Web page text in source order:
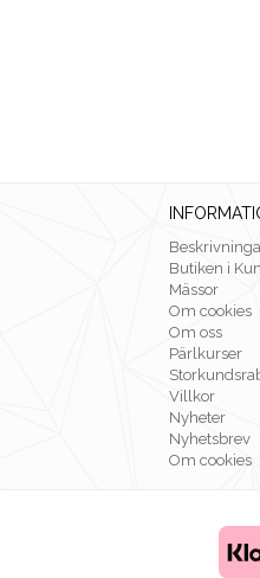
Butiken i
Mässor
Om cookies
Om oss
Pärlkurser
Villkor
Nyheter
Nyhetsbrev
Om cookies